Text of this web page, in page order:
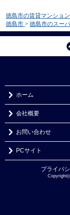
徳島市の賃貸マンショ
徳島市 > 徳島市のスー
ホーム
会社概要
お問い合わせ
PCサイト
プライバ